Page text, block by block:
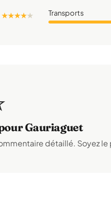
★ ★ ★ ★★ Transports
Gauriaguet
détaillé. Soyez